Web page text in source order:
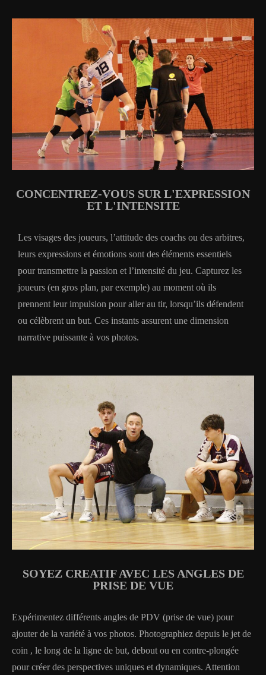
CONCENTREZ-VOUS SUR L'EXPRESSION
ET L'INTENSITE
Les visages des joueurs, l’attitude des coachs ou des arbitres,
leurs expressions et émotions sont des éléments essentiels
pour transmettre la passion et l’intensité du jeu. Capturez les
joueurs (en gros plan, par exemple) au moment où ils
prennent leur impulsion pour aller au tir, lorsqu’ils défendent
ou célèbrent un but. Ces instants assurent une dimension
narrative puissante à vos photos.
SOYEZ CREATIF AVEC LES ANGLES DE
PRISE DE VUE
Expérimentez différents angles de PDV (prise de vue) pour
ajouter de la variété à vos photos. Photographiez depuis le jet de
coin , le long de la ligne de but, debout ou en contre-plongée
pour créer des perspectives uniques et dynamiques. Attention